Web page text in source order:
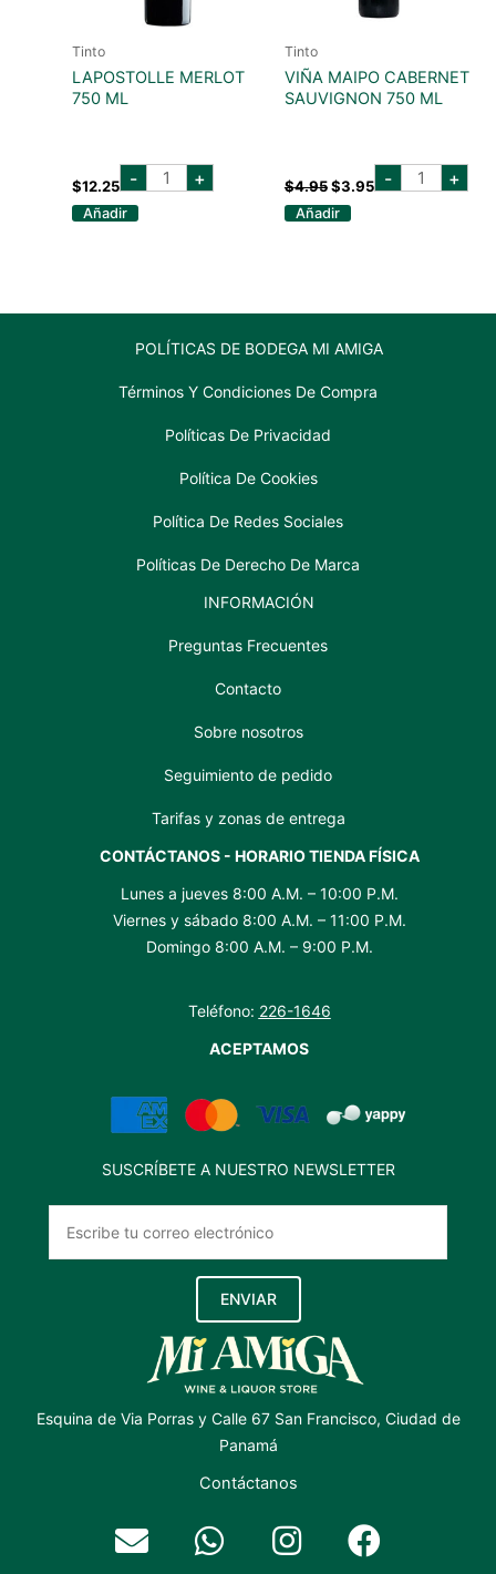
Tinto
LAPOSTOLLE MERLOT
750 ML
$12.25 - lapostolle
merlot+
Añadir
Tinto
VIÑA MAIPO CABERNET
SAUVIGNON 750 ML
$4.95precio
original
$3.95precio
- VIÑA
MAIPO+
Añadir
POLÍTICAS DE BODEGA MI AMIGA
Términos Y Condiciones De Compra
Políticas De Privacidad
Política De Cookies
Política De Redes Sociales
Políticas De Derecho De Marca
INFORMACIÓN
Preguntas Frecuentes
Contacto
Sobre nosotros
Seguimiento de pedido
Tarifas y zonas de entrega
CONTÁCTANOS - HORARIO TIENDA FÍSICA
Lunes a jueves 8:00 A.M. – 10:00 P.M.
Viernes y sábado 8:00 A.M. – 11:00 P.M.
Domingo 8:00 A.M. – 9:00 P.M.
Teléfono: 226-1646
ACEPTAMOS
SUSCRÍBETE A NUESTRO NEWSLETTER
ENVIAR
Esquina de Via Porras y Calle 67 San Francisco, Ciudad de
Panamá
Contáctanos